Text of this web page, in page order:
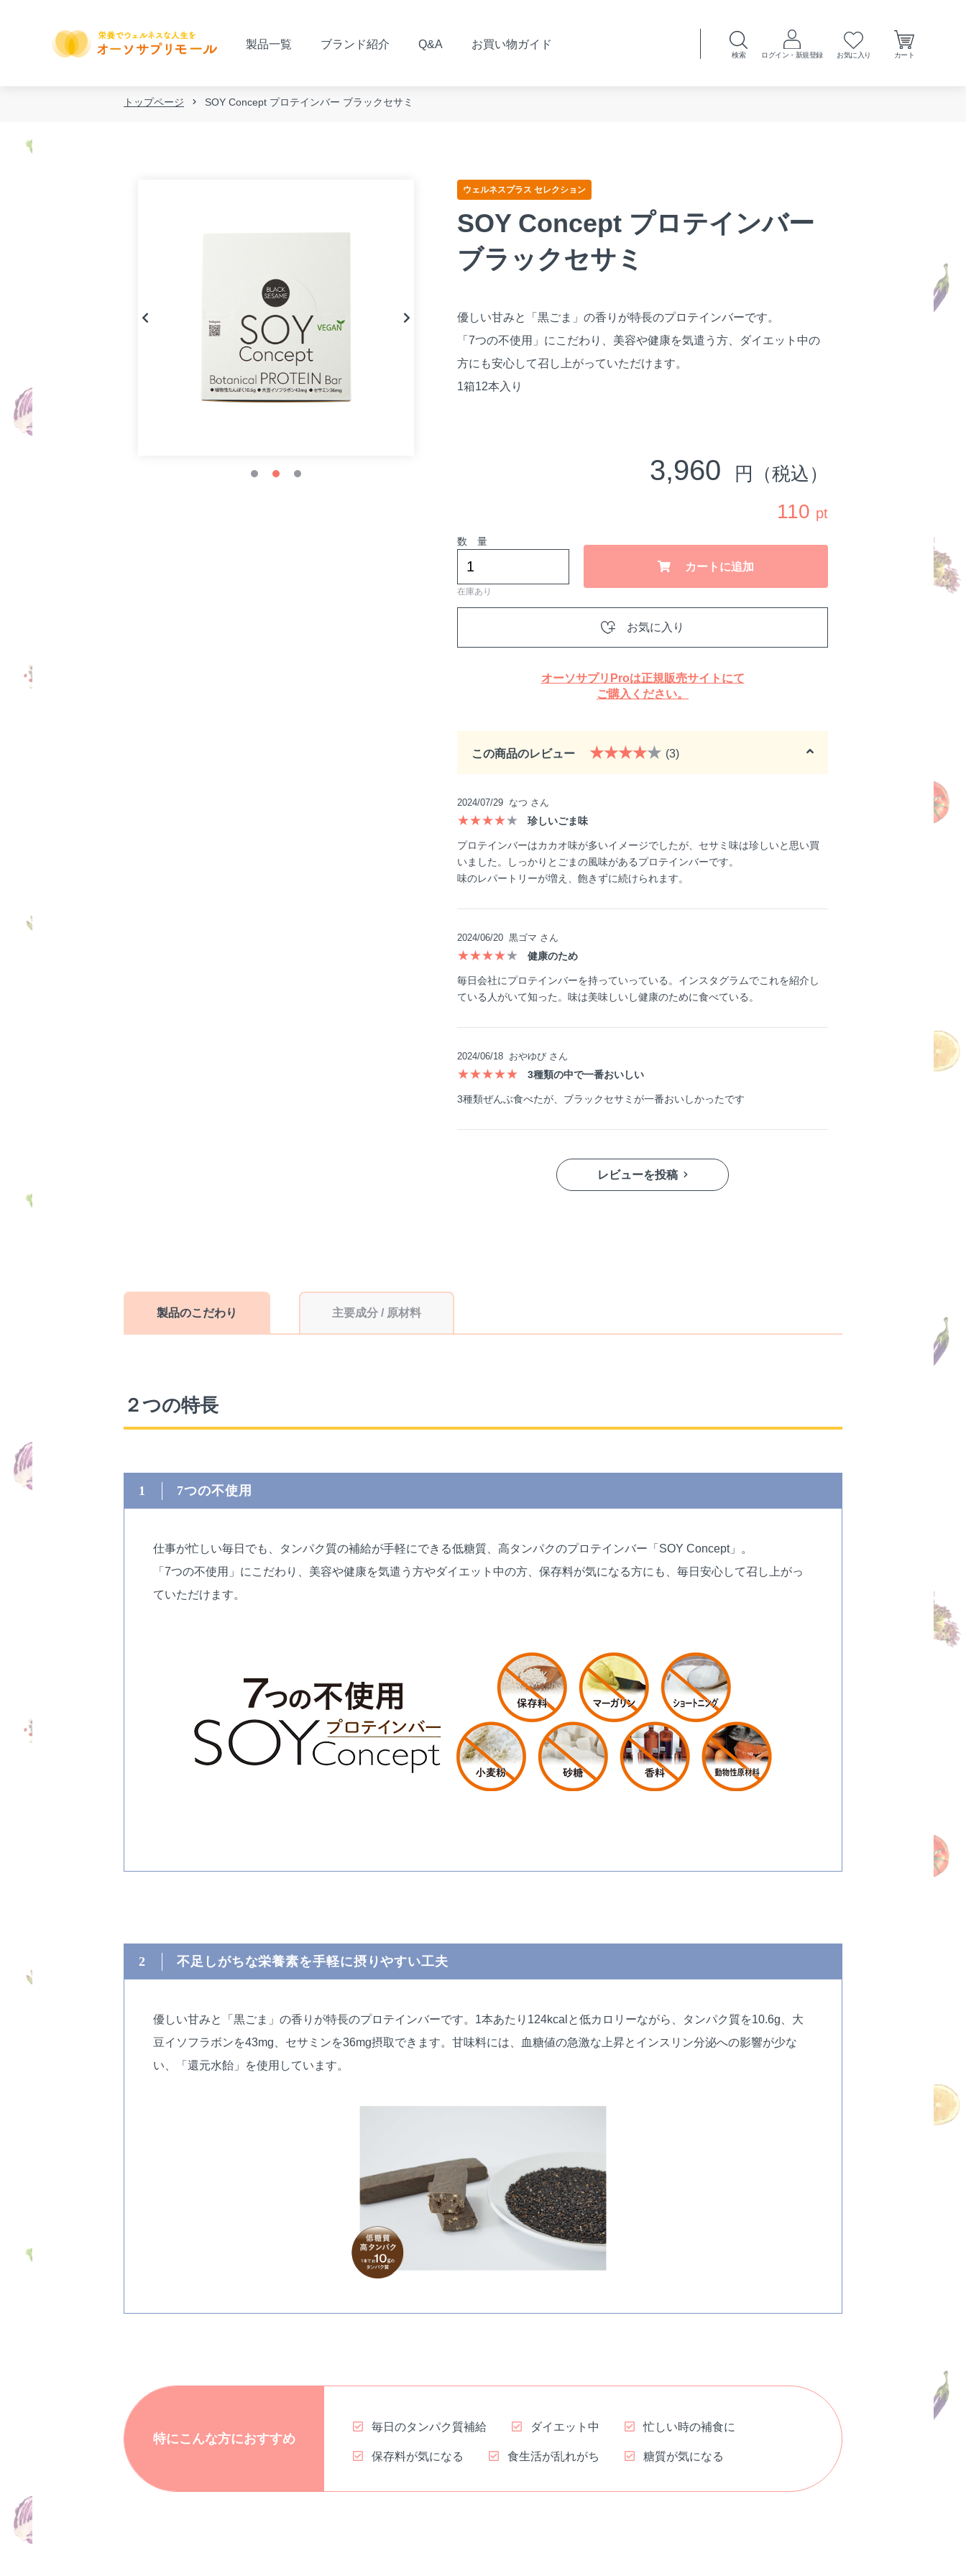
製品一覧 ブランド紹介 Q&A お買い物ガイド
検索 ログイン・新規登録 お気に入り カート
トップページ SOY Concept プロテインバー ブラックセサミ
ウェルネスプラス セレクション
SOY Concept プロテインバー
ブラックセサミ
優しい甘みと「黒ごま」の香りが特⻑のプロテインバーです。
「7つの不使用」にこだわり、美容や健康を気遣う方、ダイエット中の
方にも安心して召し上がっていただけます。
1箱12本入り
3,960 円（税込）
110 pt
数 量
在庫あり
カートに追加
オーソサプリProは正規販売サイトにて
ご購入ください。
この商品のレビュー ★★★★★ (3)
2024/07/29 なつ さん
★★★★★ 珍しいごま味
プロテインバーはカカオ味が多いイメージでしたが、セサミ味は珍しいと思い買
いました。しっかりとごまの風味があるプロテインバーです。
味のレパートリーが増え、飽きずに続けられます。
2024/06/20 黒ゴマ さん
★★★★★ 健康のため
毎日会社にプロテインバーを持っていっている。インスタグラムでこれを紹介し
ている人がいて知った。味は美味しいし健康のために食べている。
2024/06/18 おやゆび さん
★★★★★ 3種類の中で一番おいしい
3種類ぜんぶ食べたが、ブラックセサミが一番おいしかったです
レビューを投稿
製品のこだわり 主要成分 / 原材料
２つの特長
1 7つの不使用
仕事が忙しい毎日でも、タンパク質の補給が手軽にできる低糖質、高タンパクのプロテインバー「SOY Concept」。
「7つの不使用」にこだわり、美容や健康を気遣う方やダイエット中の方、保存料が気になる方にも、毎日安心して召し上がっ
ていただけます。
2 不足しがちな栄養素を手軽に摂りやすい工夫
優しい甘みと「黒ごま」の香りが特⻑のプロテインバーです。1本あたり124kcalと低カロリーながら、タンパク質を10.6g、大
豆イソフラボンを43mg、セサミンを36mg摂取できます。甘味料には、血糖値の急激な上昇とインスリン分泌への影響が少な
い、「還元水飴」を使用しています。
特にこんな方におすすめ
毎日のタンパク質補給 ダイエット中 忙しい時の補食に
保存料が気になる 食生活が乱れがち 糖質が気になる